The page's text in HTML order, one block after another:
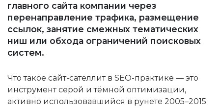
главного сайта компании через
перенаправление трафика, размещение
ссылок, занятие смежных тематических
ниш или обхода ограничений поисковых
систем.
Что такое сайт-сателлит в SEO-практике — это
инструмент серой и тёмной оптимизации,
активно использовавшийся в рунете 2005–2015